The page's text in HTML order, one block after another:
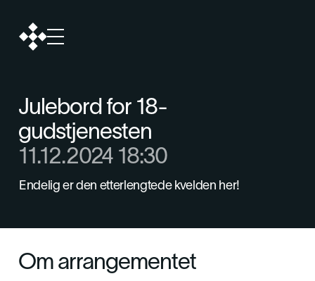
Julebord for 18-
gudstjenesten
11.12.2024 18:30
Endelig er den etterlengtede kvelden her!
Om arrangementet